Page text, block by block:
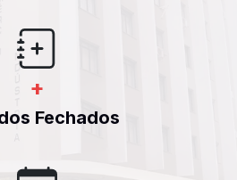
+
Fechados